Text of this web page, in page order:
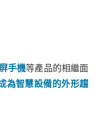
手機等產品的相繼面
為智慧設備的外形趨